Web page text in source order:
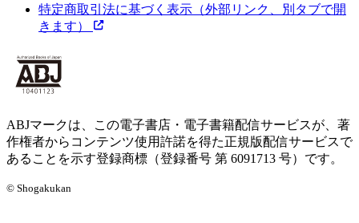
特定商取引法に基づく表示 （外部リンク、別タブで開
きます）
ABJマークは、この電子書店・電子書籍配信サービスが、著
作権者からコンテンツ使用許諾を得た正規版配信サービスで
あることを示す登録商標（登録番号 第 6091713 号）です。
© Shogakukan